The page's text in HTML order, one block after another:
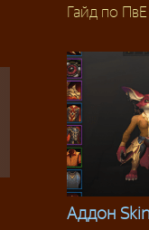
Гайд по
Аддон